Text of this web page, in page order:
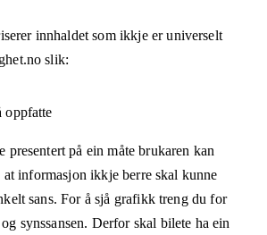
innhaldet som ikkje er universelt
slik:
oppfatte
presentert på ein måte brukaren kan
informasjon ikkje berre skal kunne
sans. For å sjå grafikk treng du for
synssansen. Derfor skal bilete ha ein